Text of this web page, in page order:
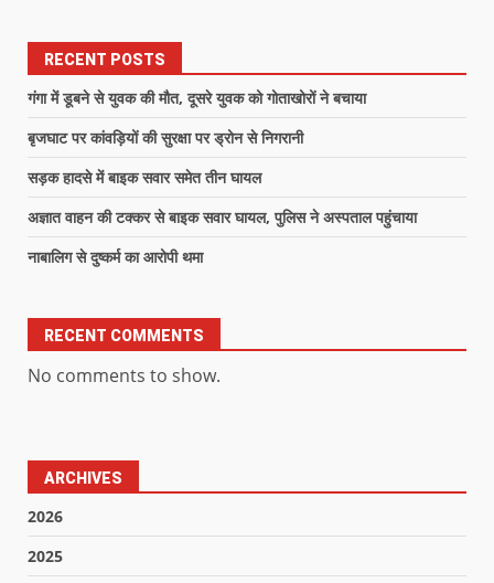
RECENT POSTS
गंगा में डूबने से युवक की मौत, दूसरे युवक को गोताखोरों ने बचाया
बृजघाट पर कांवड़ियों की सुरक्षा पर ड्रोन से निगरानी
सड़क हादसे में बाइक सवार समेत तीन घायल
अज्ञात वाहन की टक्कर से बाइक सवार घायल, पुलिस ने अस्पताल पहुंचाया
नाबालिग से दुष्कर्म का आरोपी थमा
RECENT COMMENTS
No comments to show.
ARCHIVES
2026
2025